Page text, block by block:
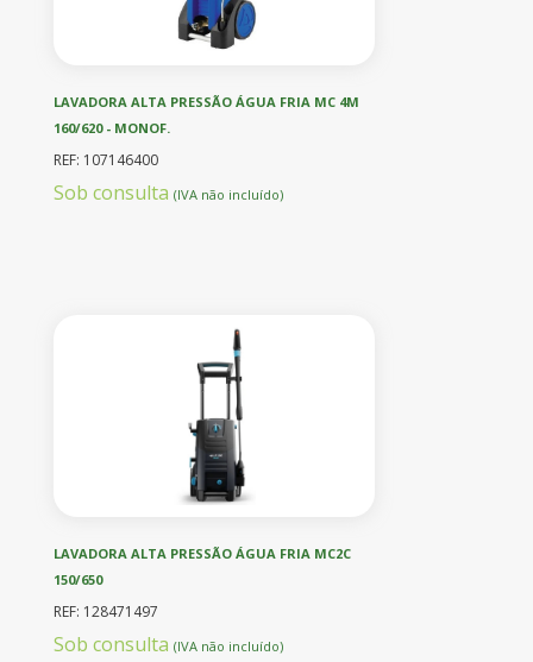
LAVADORA ALTA PRESSÃO ÁGUA FRIA MC 4M
160/620 - MONOF.
REF: 107146400
Sob consulta (IVA não incluído)
LAVADORA ALTA PRESSÃO ÁGUA FRIA MC2C
150/650
REF: 128471497
Sob consulta (IVA não incluído)